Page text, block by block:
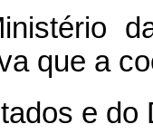
que a
e do